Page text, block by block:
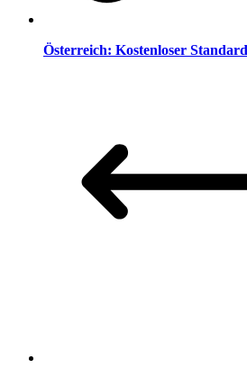
Österreich: Kostenloser